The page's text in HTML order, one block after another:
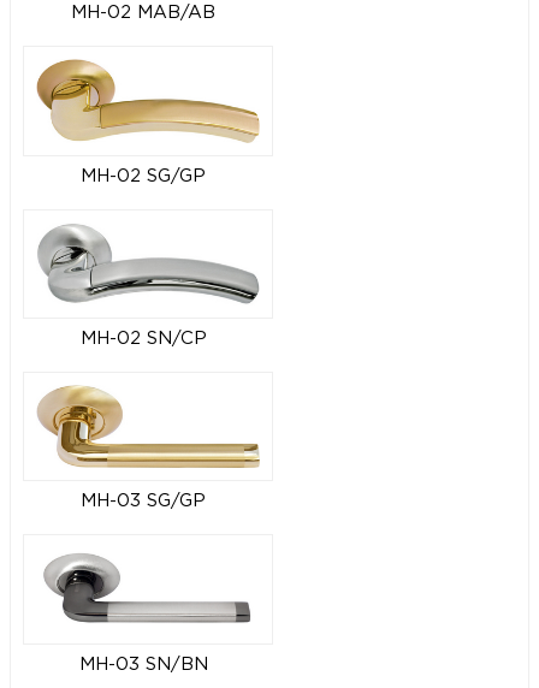
MH-02 MAB/AB
MH-02 SG/GP
MH-02 SN/CP
MH-03 SG/GP
MH-03 SN/BN